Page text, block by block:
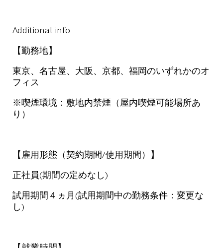
Additional info
【勤務地】
東京、名古屋、大阪、京都、福岡のいずれかのオ
フィス
※喫煙環境：敷地内禁煙（屋内喫煙可能場所あ
り）
【雇用形態（契約期間/使用期間）】
正社員(期間の定めなし)
試用期間４ヵ月(試用期間中の勤務条件：変更な
し)